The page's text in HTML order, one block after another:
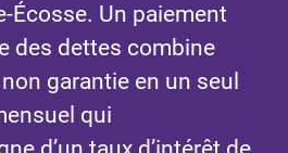
Écosse. Un paiement
des dettes combine
garantie en un seul
qui